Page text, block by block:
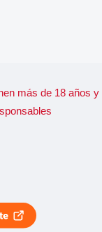
más de 18 años y